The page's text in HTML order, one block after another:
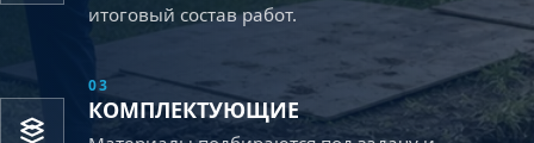
итоговый состав работ.
03
КОМПЛЕКТУЮЩИЕ